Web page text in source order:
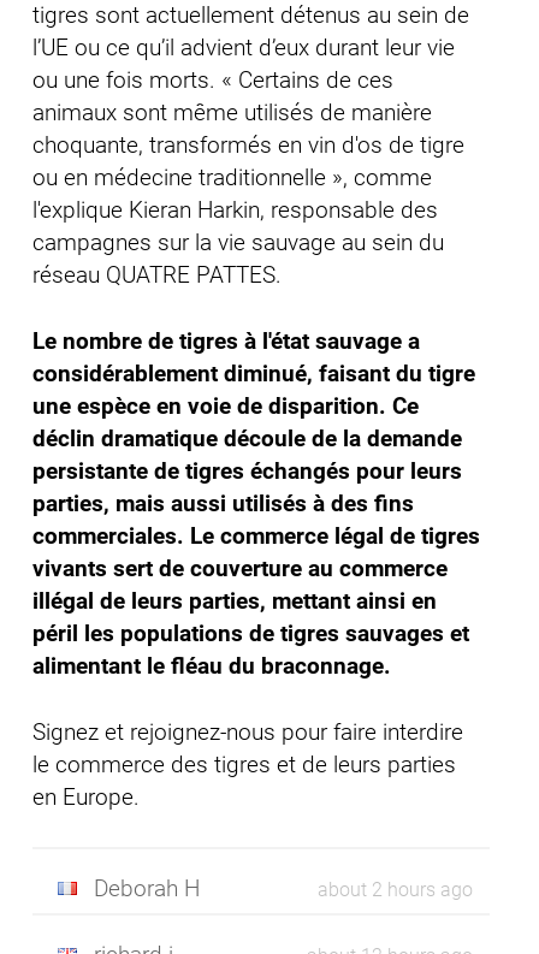
tigres sont actuellement détenus au sein de
l’UE ou ce qu’il advient d’eux durant leur vie
ou une fois morts. « Certains de ces
animaux sont même utilisés de manière
choquante, transformés en vin d'os de tigre
ou en médecine traditionnelle », comme
l'explique Kieran Harkin, responsable des
campagnes sur la vie sauvage au sein du
réseau QUATRE PATTES.
Le nombre de tigres à l'état sauvage a
considérablement diminué, faisant du tigre
une espèce en voie de disparition. Ce
déclin dramatique découle de la demande
persistante de tigres échangés pour leurs
parties, mais aussi utilisés à des fins
commerciales. Le commerce légal de tigres
vivants sert de couverture au commerce
illégal de leurs parties, mettant ainsi en
péril les populations de tigres sauvages et
alimentant le fléau du braconnage.
Signez et rejoignez-nous pour faire interdire
le commerce des tigres et de leurs parties
en Europe.
Deborah H about 2 hours ago